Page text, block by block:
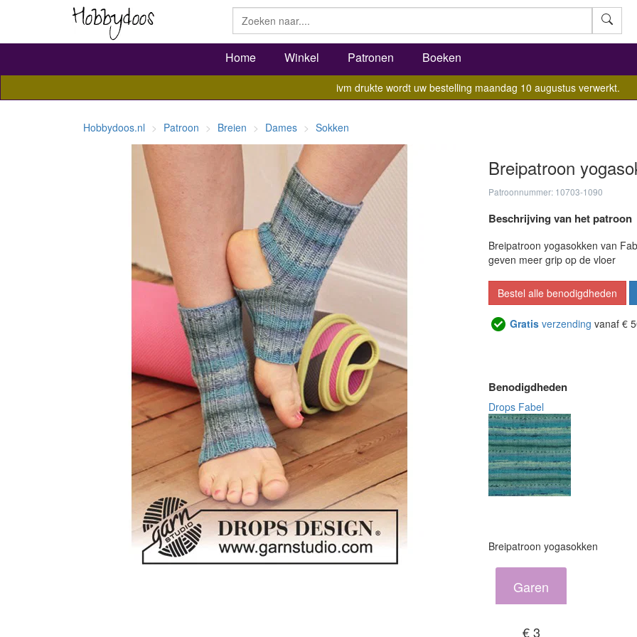
Home Winkel Patronen Boeken
ivm drukte wordt uw bestelling maandag 10 augustus verwerkt.
Hobbydoos.nl Patroon Breien Dames Sokken
Breipatroon
Patroonnummer: 10703-1090
Beschrijving van het patroon
Breipatroon yogasokken van
geven meer grip op de vloer
Bestel alle benodigdheden
Gratis verzending vanaf €
Benodigdheden
Drops Fabel
Breipatroon yogasokken
Garen
€ 3